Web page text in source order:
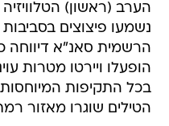
הערב (ראשון)
נשמעו פיצוצים
הרשמית סאנ"א דיווחה
הופעלו ויירטו מטרות
בכל התקיפות
הטילים שוגרו מאזור